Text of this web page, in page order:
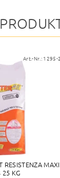
Art.-Nr.: 1295-
RESISTENZA MAXI
25 KG